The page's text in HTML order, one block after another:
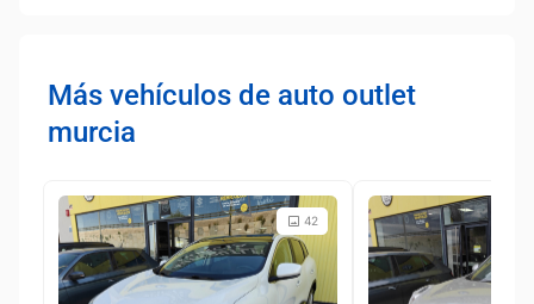
Más vehículos de auto outlet
murcia
42